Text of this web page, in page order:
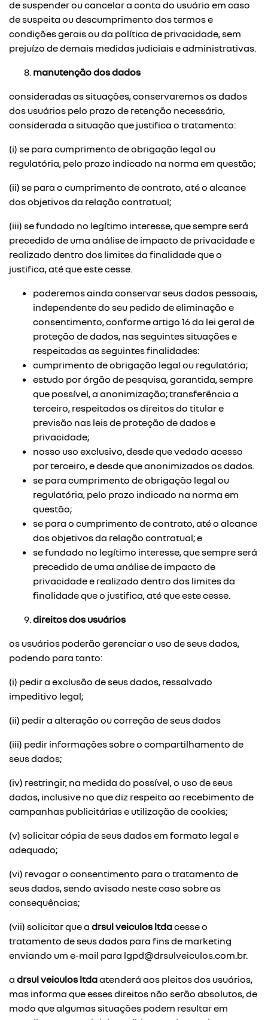
de suspender ou cancelar a conta do usuário em caso
de suspeita ou descumprimento dos termos e
condições gerais ou da política de privacidade, sem
prejuízo de demais medidas judiciais e administrativas.
manutenção dos dados
consideradas as situações, conservaremos os dados
dos usuários pelo prazo de retenção necessário,
considerada a situação que justifica o tratamento:
(i) se para cumprimento de obrigação legal ou
regulatória, pelo prazo indicado na norma em questão;
(ii) se para o cumprimento de contrato, até o alcance
dos objetivos da relação contratual;
(iii) se fundado no legítimo interesse, que sempre será
precedido de uma análise de impacto de privacidade e
realizado dentro dos limites da finalidade que o
justifica, até que este cesse.
poderemos ainda conservar seus dados pessoais,
independente do seu pedido de eliminação e
consentimento, conforme artigo 16 da lei geral de
proteção de dados, nas seguintes situações e
respeitadas as seguintes finalidades:
cumprimento de obrigação legal ou regulatória;
estudo por órgão de pesquisa, garantida, sempre
que possível, a anonimização; transferência a
terceiro, respeitados os direitos do titular e
previsão nas leis de proteção de dados e
privacidade;
nosso uso exclusivo, desde que vedado acesso
por terceiro, e desde que anonimizados os dados.
se para cumprimento de obrigação legal ou
regulatória, pelo prazo indicado na norma em
questão;
se para o cumprimento de contrato, até o alcance
dos objetivos da relação contratual; e
se fundado no legítimo interesse, que sempre será
precedido de uma análise de impacto de
privacidade e realizado dentro dos limites da
finalidade que o justifica, até que este cesse.
direitos dos usuários
os usuários poderão gerenciar o uso de seus dados,
podendo para tanto:
(i) pedir a exclusão de seus dados, ressalvado
impeditivo legal;
(ii) pedir a alteração ou correção de seus dados
(iii) pedir informações sobre o compartilhamento de
seus dados;
(iv) restringir, na medida do possível, o uso de seus
dados, inclusive no que diz respeito ao recebimento de
campanhas publicitárias e utilização de cookies;
(v) solicitar cópia de seus dados em formato legal e
adequado;
(vi) revogar o consentimento para o tratamento de
seus dados, sendo avisado neste caso sobre as
consequências;
(vii) solicitar que a drsul veiculos ltdacesse o
tratamento de seus dados para fins de marketing
enviando um e-mail para lgpd@drsulveiculos.com.br.
a drsul veiculos ltdaatenderá aos pleitos dos usuários,
mas informa que esses direitos não serão absolutos, de
modo que algumas situações podem resultar em